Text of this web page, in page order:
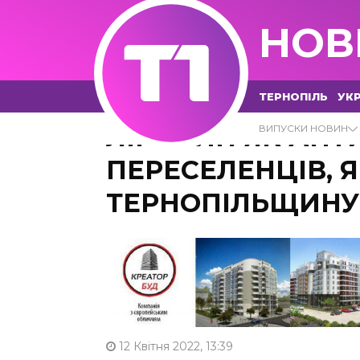
ТЕРНОПІЛЬ
ВИПУСКИ НОВИН
ЛІМУЗИН ЯК
ПЕРЕСЕЛЕНЦІВ,
ТЕРНОПІЛЬЩИНУ
12 Квітня 2022, 13:39